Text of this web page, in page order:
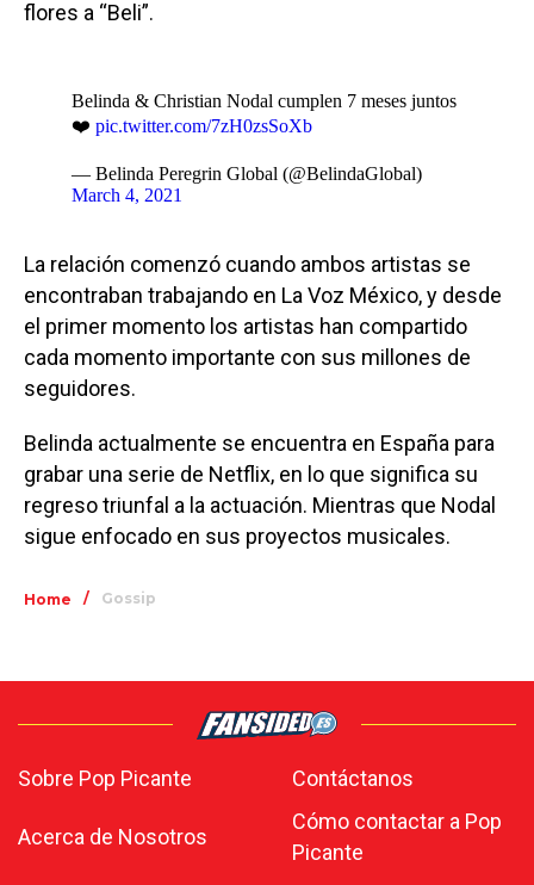
flores a “Beli”.
Belinda & Christian Nodal cumplen 7 meses juntos
❤️ pic.twitter.com/7zH0zsSoXb
— Belinda Peregrin Global (@BelindaGlobal)
March 4, 2021
La relación comenzó cuando ambos artistas se
encontraban trabajando en La Voz México, y desde
el primer momento los artistas han compartido
cada momento importante con sus millones de
seguidores.
Belinda actualmente se encuentra en España para
grabar una serie de Netflix, en lo que significa su
regreso triunfal a la actuación. Mientras que Nodal
sigue enfocado en sus proyectos musicales.
Home / Gossip
Sobre Pop Picante Contáctanos
Acerca de Nosotros
Cómo contactar a Pop
Picante